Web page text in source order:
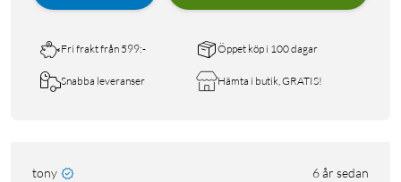
Fri frakt från 599:- Öppet köp i 100 dagar
Snabba leveranser Hämta i butik, GRATIS!
tony 6 år sedan